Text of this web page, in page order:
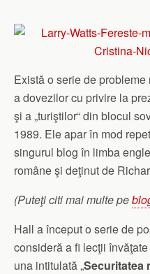
Există o serie de
a dovezilor cu privire la
şi a „turiştilor“ din blocul
1989. Ele apar în mod
singurul blog în limba
române şi deţinut de
(Puteţi citi mai multe pe
Hall a început o serie de
consideră a fi lecţii
una intitulată „Securitatea